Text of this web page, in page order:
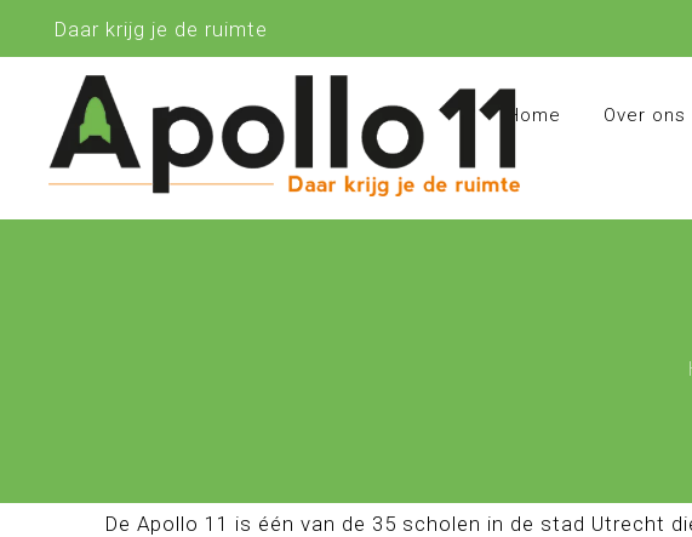
Daar krijg je de ruimte
Home Over ons
De Apollo 11 is één van de 35 scholen in de stad Utrecht